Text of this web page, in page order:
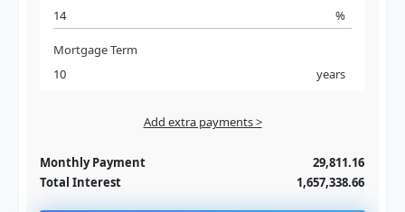
%
Mortgage Term
years
Add extra payments >
Monthly Payment
29,811.16
Total Interest
1,657,338.66